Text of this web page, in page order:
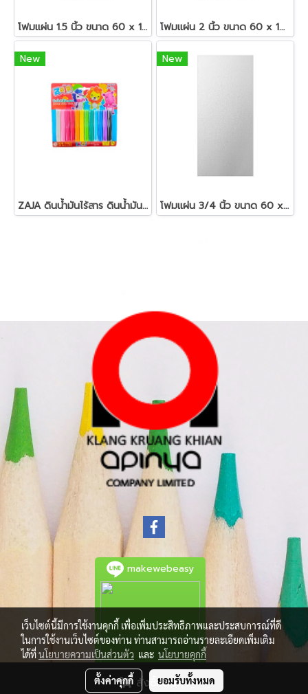
สั่งซื้อสินค้า
โฟมแผ่น 1.5 นิ้ว ขนาด 60 x 120 ซม.สีขาว โฟมแผ่น 2 นิ้ว ขนาด 60 x 120 ซม.สีขาว
New
ZAJA ดินน้ำมันไร้สาร ดินน้ำมันแท่งกลม 200 กรัม
New
โฟมแผ่น 3/4 นิ้ว ขนาด 60 x 120 ซม.สีขาว
makewebeasy
เว็บไซต์นี้มีการใช้งานคุกกี้ เพื่อเพิ่มประสิทธิภาพและประสบการณ์ที่ดี
ในการใช้งานเว็บไซต์ของท่าน ท่านสามารถอ่านรายละเอียดเพิ่มเติม
ได้ที่นโยบายความเป็นส่วนตัว และ นโยบายคุกกี้
ตั้งค่าคุกกี้ ยอมรับทั้งหมด